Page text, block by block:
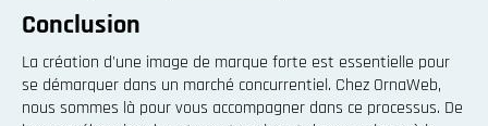
Conclusion
La création d'une image de marque forte est essentielle pour
se démarquer dans un marché concurrentiel. Chez OrnaWeb,
nous sommes là pour vous accompagner dans ce processus. De